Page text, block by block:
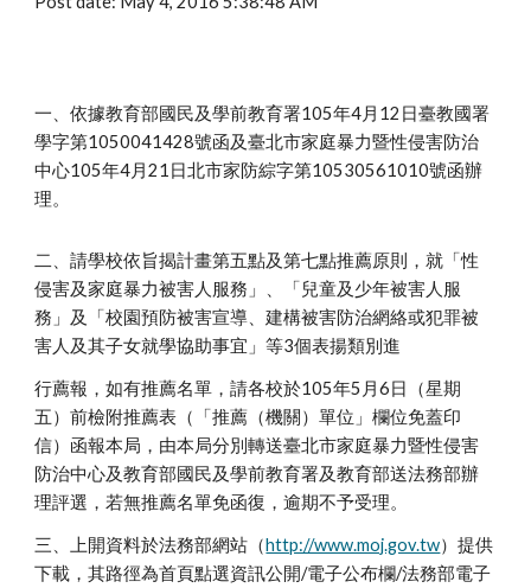
一、依據教育部國民及學前教育署105年4月12日臺教國署
學字第1050041428號函及臺北市家庭暴力暨性侵害防治
中心105年4月21日北市家防綜字第10530561010號函辦
理。
二、請學校依旨揭計畫第五點及第七點推薦原則，就「性
侵害及家庭暴力被害人服務」、「兒童及少年被害人服
務」及「校園預防被害宣導、建構被害防治網絡或犯罪被
害人及其子女就學協助事宜」等3個表揚類別進
行薦報，如有推薦名單，請各校於105年5月6日（星期
五）前檢附推薦表（「推薦（機關）單位」欄位免蓋印
信）函報本局，由本局分別轉送臺北市家庭暴力暨性侵害
防治中心及教育部國民及學前教育署及教育部送法務部辦
理評選，若無推薦名單免函復，逾期不予受理。
三、上開資料於法務部網站（http://www.moj.gov.tw）提供
下載，其路徑為首頁點選資訊公開/電子公布欄/法務部電子